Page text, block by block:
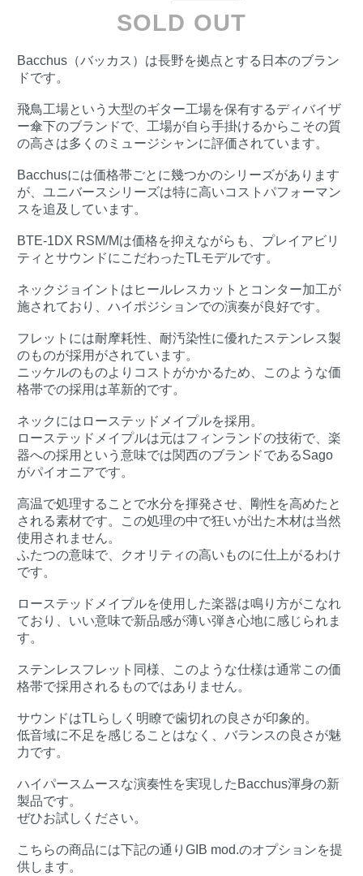
SOLD OUT
Bacchus（バッカス）は長野を拠点とする日本のブラン
ドです。
飛鳥工場という大型のギター工場を保有するディバイザ
ー傘下のブランドで、工場が自ら手掛けるからこその質
の高さは多くのミュージシャンに評価されています。
Bacchusには価格帯ごとに幾つかのシリーズがあります
が、ユニバースシリーズは特に高いコストパフォーマン
スを追及しています。
BTE-1DX RSM/Mは価格を抑えながらも、プレイアビリ
ティとサウンドにこだわったTLモデルです。
ネックジョイントはヒールレスカットとコンター加工が
施されており、ハイポジションでの演奏が良好です。
フレットには耐摩耗性、耐汚染性に優れたステンレス製
のものが採用がされています。
ニッケルのものよりコストがかかるため、このような価
格帯での採用は革新的です。
ネックにはローステッドメイプルを採用。
ローステッドメイプルは元はフィンランドの技術で、楽
器への採用という意味では関西のブランドであるSago
がパイオニアです。
高温で処理することで水分を揮発させ、剛性を高めたと
される素材です。この処理の中で狂いが出た木材は当然
使用されません。
ふたつの意味で、クオリティの高いものに仕上がるわけ
です。
ローステッドメイプルを使用した楽器は鳴り方がこなれ
ており、いい意味で新品感が薄い弾き心地に感じられま
す。
ステンレスフレット同様、このような仕様は通常この価
格帯で採用されるものではありません。
サウンドはTLらしく明瞭で歯切れの良さが印象的。
低音域に不足を感じることはなく、バランスの良さが魅
力です。
ハイパースムースな演奏性を実現したBacchus渾身の新
製品です。
ぜひお試しください。
こちらの商品には下記の通りGIB mod.のオプションを提
供します。